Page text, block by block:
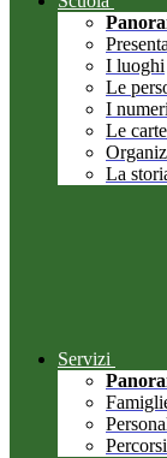
I luoghi
Le
I
Le
La
Servizi